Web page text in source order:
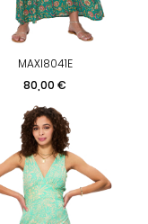
MAXI8041E
Prix
80,00 €